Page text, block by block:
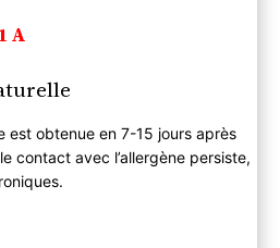
1A
est obtenue en 7-15 jours après
contact avec l’allergène persiste,